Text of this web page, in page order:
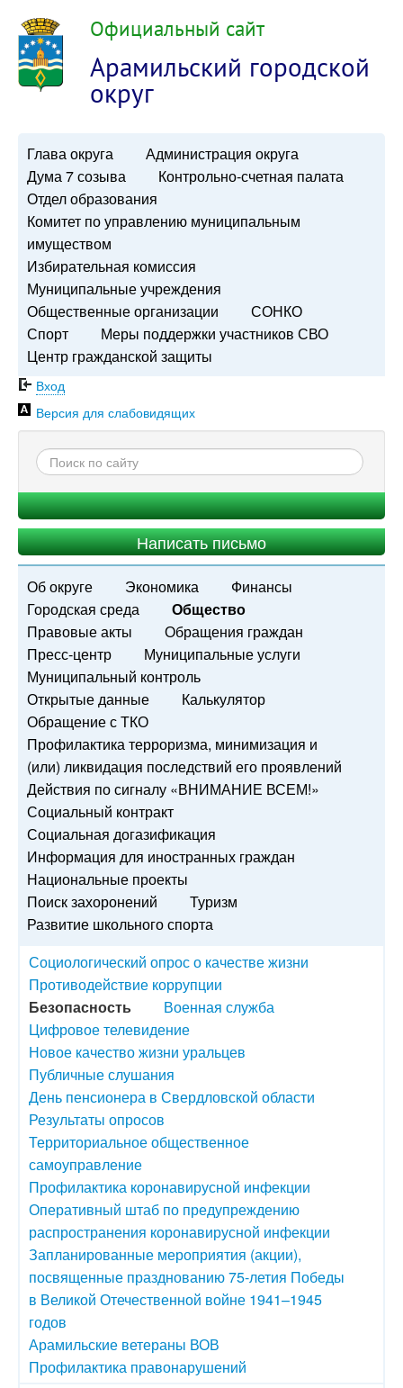
Официальный сайт
Арамильский городской
округ
Глава округа
Администрация округа
Дума 7 созыва
Контрольно-счетная палата
Отдел образования
Комитет по управлению муниципальным
имуществом
Избирательная комиссия
Муниципальные учреждения
Общественные организации
СОНКО
Спорт
Меры поддержки участников СВО
Центр гражданской защиты
Вход
Версия для слабовидящих
Написать письмо
Об округе Экономика
Финансы
Городская среда
Общество
Правовые акты
Обращения граждан
Пресс-центр
Муниципальные услуги
Муниципальный контроль
Открытые данные
Калькулятор
Обращение с ТКО
Профилактика терроризма, минимизация и
(или) ликвидация последствий его проявлений
Действия по сигналу «ВНИМАНИЕ ВСЕМ!»
Социальный контракт
Социальная догазификация
Информация для иностранных граждан
Национальные проекты
Поиск захоронений
Туризм
Развитие школьного спорта
Социологический опрос о качестве жизни
Противодействие коррупции
Безопасность
Военная служба
Цифровое телевидение
Новое качество жизни уральцев
Публичные слушания
День пенсионера в Свердловской области
Результаты опросов
Территориальное общественное
самоуправление
Профилактика коронавирусной инфекции
Оперативный штаб по предупреждению
распространения коронавирусной инфекции
Запланированные мероприятия (акции),
посвященные празднованию 75-летия Победы
в Великой Отечественной войне 1941–1945
годов
Арамильские ветераны ВОВ
Профилактика правонарушений